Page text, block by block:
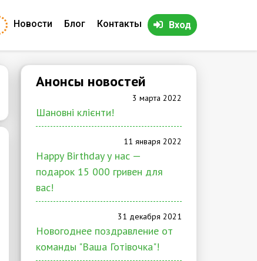
Новости Блог Контакты Вход
Анонсы новостей
3 марта 2022
Шановні клієнти!
11 января 2022
Happy Birthday у нас —
подарок 15 000 гривен для
вас!
31 декабря 2021
Новогоднее поздравление от
команды "Ваша Готівочка"!